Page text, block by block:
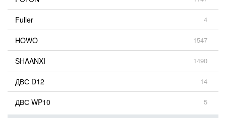
Fuller 4
HOWO 1547
SHAANXI 1490
ДВС D12 14
ДВС WP10 5